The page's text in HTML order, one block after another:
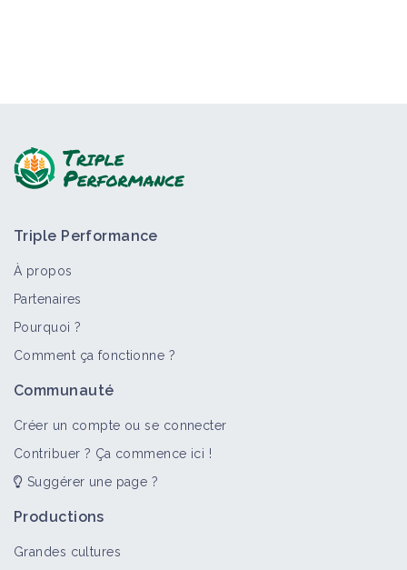
Triple Performance
À propos
Partenaires
Pourquoi ?
Comment ça fonctionne ?
Communauté
Créer un compte ou se connecter
Contribuer ? Ça commence ici !
Suggérer une page ?
Productions
Grandes cultures